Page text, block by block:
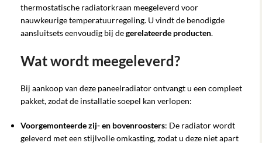
thermostatische radiatorkraan meegeleverd voor
nauwkeurige temperatuurregeling. U vindt de benodigde
aansluitsets eenvoudig bij degerelateerde producten.
Wat wordt meegeleverd?
Bij aankoop van deze paneelradiator ontvangt u een compleet
pakket, zodat de installatie soepel kan verlopen:
Voorgemonteerde zij- en bovenroosters: De radiator wordt
geleverd met een stijlvolle omkasting, zodat u deze niet apart